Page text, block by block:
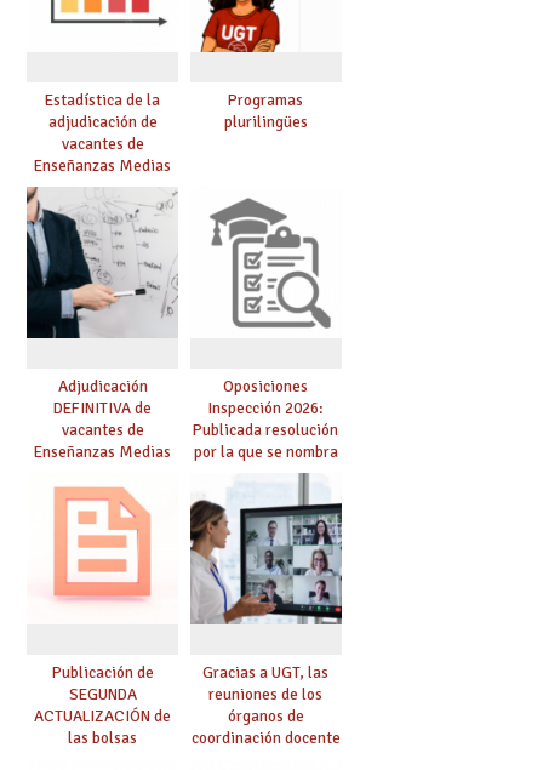
Estadística de la
adjudicación de
vacantes de
Enseñanzas Medias
para el curso 26/27
Programas
plurilingües
Adjudicación
DEFINITIVA de
vacantes de
Enseñanzas Medias
Oposiciones
Inspección 2026:
Publicada resolución
por la que se nombra
funcionarios/as en
prácticas, se regulan
dichas prácticas y se
convoca acto público
de adjudicación
Publicación de
SEGUNDA
ACTUALIZACIÓN de
las bolsas
Gracias a UGT, las
reuniones de los
órganos de
coordinación docente